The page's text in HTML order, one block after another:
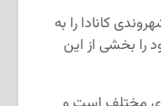
کانادا را به
را بخشی از این